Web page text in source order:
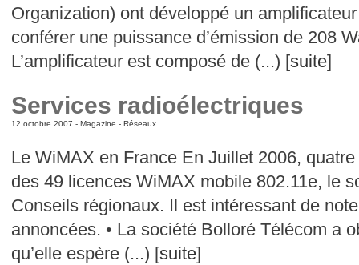
Organization) ont développé un
conférer une puissance d’émission de 208
L’amplificateur est composé de (...) [suite]
Services radioélectriques
12 octobre 2007 - Magazine - Réseaux
Le WiMAX en France En Juillet 2006,
des 49 licences WiMAX mobile 802.11e, le
Conseils régionaux. Il est intéressant de
annoncées. • La société Bolloré Télécom a
qu’elle espère (...) [suite]